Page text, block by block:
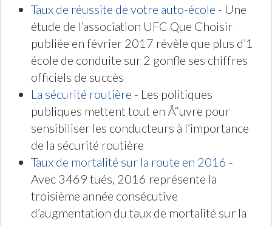
Taux de réussite de votre auto-école - Une
étude de l’association UFC Que Choisir
publiée en février 2017 révèle que plus d’1
école de conduite sur 2 gonfle ses chiffres
officiels de succès
La sécurité routière - Les politiques
publiques mettent tout en Å“uvre pour
sensibiliser les conducteurs à l’importance
de la sécurité routière
Taux de mortalité sur la route en 2016 -
Avec 3469 tués, 2016 représente la
troisième année consécutive
d’augmentation du taux de mortalité sur la